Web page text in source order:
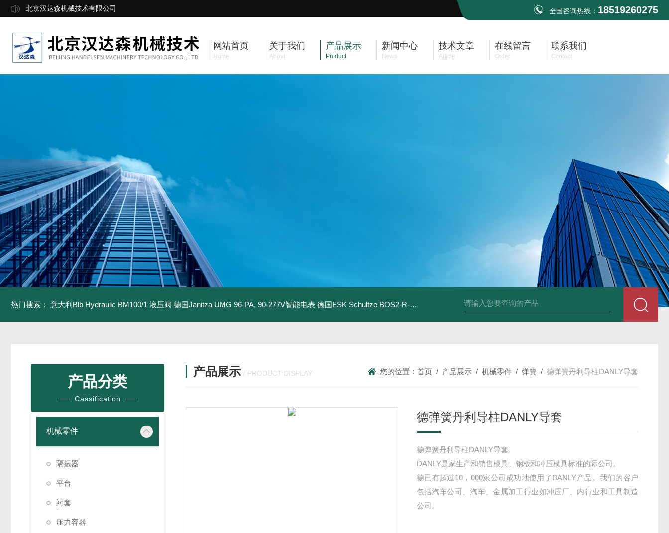
北京汉达森机械技术有限公司 全国咨询热线： 18519260275
网站首页
Home
关于我们
About
产品展示
Product
新闻中心
News
技术文章
Article
在线留言
Order
联系我们
Contact
热门搜索： 意大利Blb Hydraulic BM100/1 液压阀 德国Janitza UMG 96-PA, 90-277V智能电表 德国ESK Schultze BOS2-R-80F 型油分离器 德国Baumüller b maXX 6500伺服电机 德国Bauüller b maXX
产品分类
Cassification
机械零件
隔振器
平台
衬套
压力容器
产品展示 / PRODUCT DISPLAY 您的位置： 首页 / 产品展示 / 机械零件 / 弹簧 / 德弹簧丹利导柱DANLY导套
德弹簧丹利导柱DANLY导套
德弹簧丹利导柱DANLY导套
DANLY是家生产和销售模具、钢板和冲压模具标准的际公司。
德已有超过10，000家公司成功地使用了DANLY产品。我们的客户
包括汽车公司、汽车、金属加工行业如冲压厂、内行业和工具制造
公司。